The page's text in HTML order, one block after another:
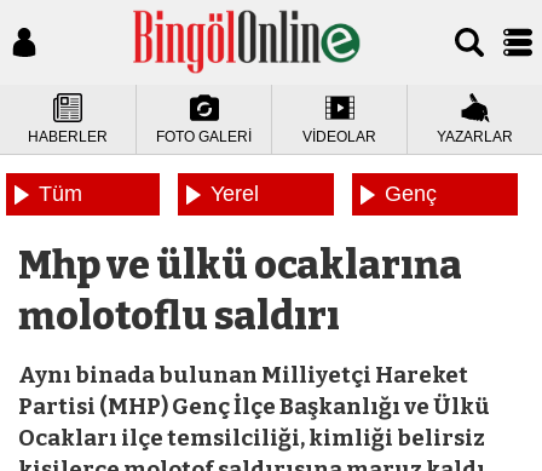
HABERLER FOTO GALERİ VİDEOLAR YAZARLAR
Tüm
Yerel
Genç
Mhp ve ülkü ocaklarına
molotoflu saldırı
Aynı binada bulunan Milliyetçi Hareket
Partisi (MHP) Genç İlçe Başkanlığı ve Ülkü
Ocakları ilçe temsilciliği, kimliği belirsiz